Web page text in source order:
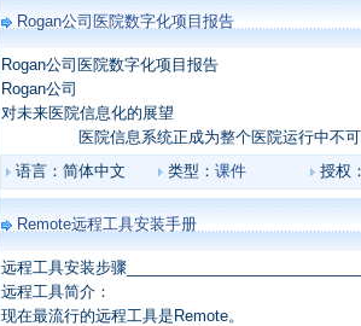
Rogan公司医院数字化项目报告
Rogan公司医院数字化项目报告
Rogan公司
对未来医院信息化的展望
医院信息系统正成为整个医院运行中不可
语言：简体中文
类型： 课件 授权
Remote远程工具安装手册
远程工具安装步骤
远程工具简介：
现在最流行的远程工具是Remote。